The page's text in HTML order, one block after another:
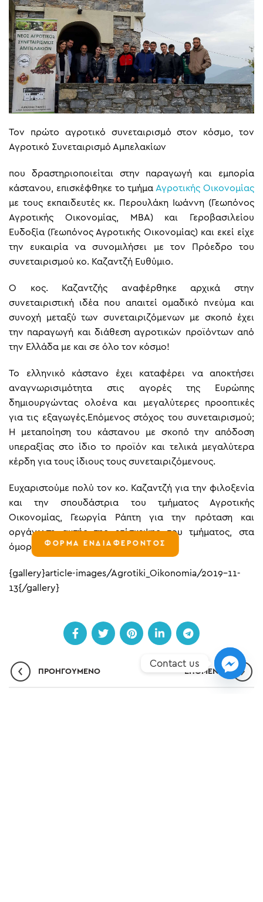
ΦΟΡΜΑ ΕΝΔΙΑΦΕΡΟΝΤΟΣ
Τον πρώτο αγροτικό συνεταιρισμό στον κόσμο, τον
Αγροτικό Συνεταιρισμό Αμπελακίων
που δραστηριοποιείται στην παραγωγή και εμπορία
κάστανου, επισκέφθηκε το τμήμα Αγροτικής Οικονομίας
με τους εκπαιδευτές κκ. Περουλάκη Ιωάννη (Γεωπόνος
Αγροτικής Οικονομίας, ΜΒΑ) και Γεροβασιλείου
Ευδοξία (Γεωπόνος Αγροτικής Οικονομίας) και εκεί είχε
την ευκαιρία να συνομιλήσει με τον Πρόεδρο του
συνεταιρισμού κο. Καζαντζή Ευθύμιο.
Ο κος. Καζαντζής αναφέρθηκε αρχικά στην
συνεταιριστική ιδέα που απαιτεί ομαδικό πνεύμα και
συνοχή μεταξύ των συνεταιριζόμενων με σκοπό έχει
την παραγωγή και διάθεση αγροτικών προϊόντων από
την Ελλάδα με και σε όλο τον κόσμο!
Το ελληνικό κάστανο έχει καταφέρει να αποκτήσει
αναγνωρισιμότητα στις αγορές της Ευρώπης
δημιουργώντας ολοένα και μεγαλύτερες προοπτικές
για τις εξαγωγές.Επόμενος στόχος του συνεταιρισμού;
Η μεταποίηση του κάστανου με σκοπό την απόδοση
υπεραξίας στο ίδιο το προϊόν και τελικά μεγαλύτερα
κέρδη για τους ίδιους τους συνεταιριζόμενους.
Ευχαριστούμε πολύ τον κο. Καζαντζή για την φιλοξενία
και την σπουδάστρια του τμήματος Αγροτικής
Οικονομίας, Γεωργία Ράπτη για την πρόταση και
οργάνωση αυτής της επίσκεψης του τμήματος, στα
όμορφα και παραδοσιακά Αμπελάκια.
{gallery}article-images/Agrotiki_Oikonomia/2019-11-
13{/gallery}
ΠΡΟΗΓΟΎΜΕΝΟ ΕΠΌΜΕΝO
Contact us